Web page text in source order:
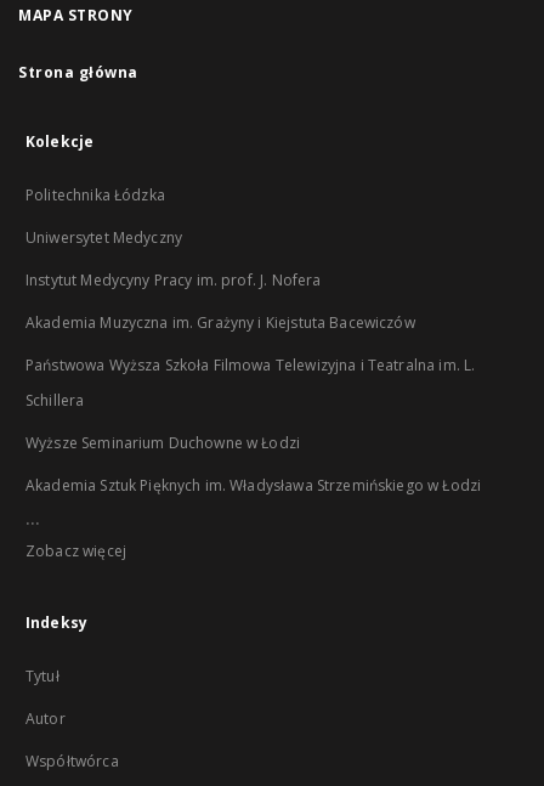
MAPA STRONY
Strona główna
Kolekcje
Politechnika Łódzka
Uniwersytet Medyczny
Instytut Medycyny Pracy im. prof. J. Nofera
Akademia Muzyczna im. Grażyny i Kiejstuta Bacewiczów
Państwowa Wyższa Szkoła Filmowa Telewizyjna i Teatralna im. L.
Schillera
Wyższe Seminarium Duchowne w Łodzi
Akademia Sztuk Pięknych im. Władysława Strzemińskiego w Łodzi
...
Zobacz więcej
Indeksy
Tytuł
Autor
Współtwórca